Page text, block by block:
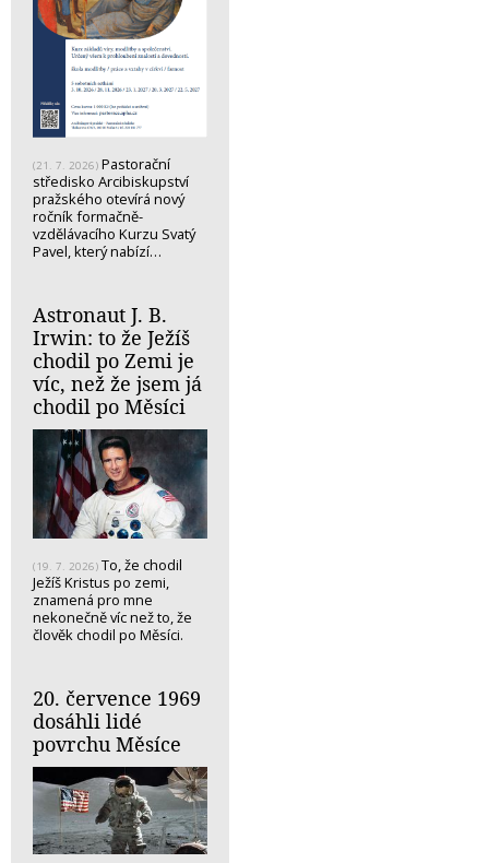
(21. 7. 2026) Pastorační
středisko Arcibiskupství
pražského otevírá nový
ročník formačně-
vzdělávacího Kurzu Svatý
Pavel, který nabízí…
Astronaut J. B.
Irwin: to že Ježíš
chodil po Zemi je
víc, než že jsem já
chodil po Měsíci
(19. 7. 2026) To, že chodil
Ježíš Kristus po zemi,
znamená pro mne
nekonečně víc než to, že
člověk chodil po Měsíci.
20. července 1969
dosáhli lidé
povrchu Měsíce